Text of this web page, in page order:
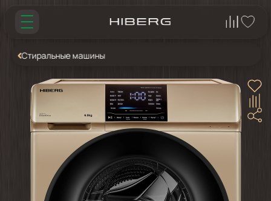
Стиральные машины